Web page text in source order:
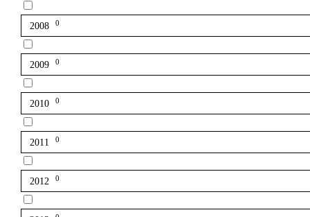
2008 0
2009 0
2010 0
2011 0
2012 0